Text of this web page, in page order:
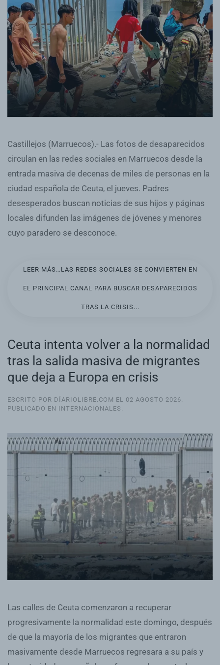
Castillejos (Marruecos).- Las fotos de desaparecidos
circulan en las redes sociales en Marruecos desde la
entrada masiva de decenas de miles de personas en la
ciudad española de Ceuta, el jueves. Padres
desesperados buscan noticias de sus hijos y páginas
locales difunden las imágenes de jóvenes y menores
cuyo paradero se desconoce.
LEER MÁS…LAS REDES SOCIALES SE CONVIERTEN EN
EL PRINCIPAL CANAL PARA BUSCAR DESAPARECIDOS
TRAS LA CRISIS...
Ceuta intenta volver a la normalidad
tras la salida masiva de migrantes
que deja a Europa en crisis
ESCRITO POR DÍARIOLIBRE.COM EL 02 AGOSTO 2026.
PUBLICADO EN INTERNACIONALES .
Las calles de Ceuta comenzaron a recuperar
progresivamente la normalidad este domingo, después
de que la mayoría de los migrantes que entraron
masivamente desde Marruecos regresara a su país y